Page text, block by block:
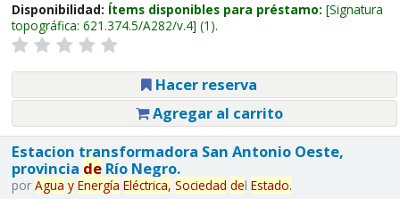
Disponibilidad: Ítems disponibles para préstamo: Signatura
topográfica: 621.374.5/A282/v.4 (1).
Hacer reserva
Agregar al carrito
Estacion transformadora San Antonio Oeste,
provincia deRío Negro.
por Agua y Energía Eléctrica, Sociedad del Estado.